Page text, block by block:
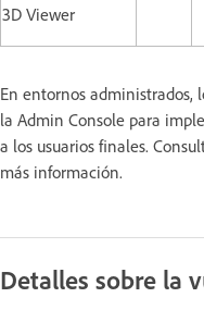
3D Viewer
En entornos administrados,
la Admin Console para
a los usuarios finales.
más información.
Detalles sobre la